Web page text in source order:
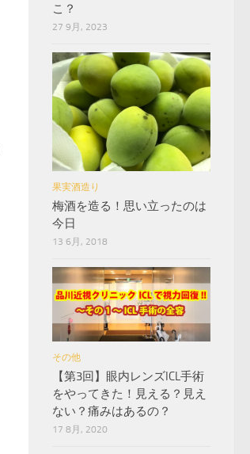
こ？
27 9月, 2023
果実酒造り
梅酒を造る！思い立ったのは
今日
13 6月, 2018
その他
【第3回】眼内レンズICL手術
をやってきた！見える？見え
ない？痛みはあるの？
17 8月, 2020